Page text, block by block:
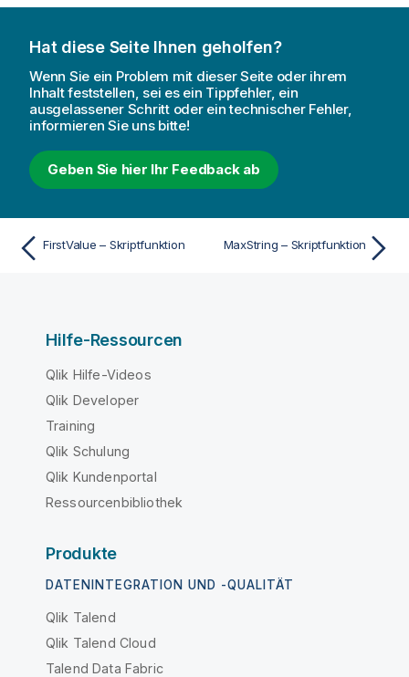
Hat diese Seite Ihnen geholfen?
Wenn Sie ein Problem mit dieser Seite oder ihrem
Inhalt feststellen, sei es ein Tippfehler, ein
ausgelassener Schritt oder ein technischer Fehler,
informieren Sie uns bitte!
Geben Sie hier Ihr Feedback ab
FirstValue – Skriptfunktion MaxString – Skriptfunktion
Hilfe-Ressourcen
Qlik Hilfe-Videos
Qlik Developer
Training
Qlik Schulung
Qlik Kundenportal
Ressourcenbibliothek
Produkte
DATENINTEGRATION UND -QUALITÄT
Qlik Talend
Qlik Talend Cloud
Talend Data Fabric